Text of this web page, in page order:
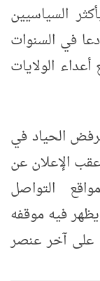
السياسيين
في السنوات
الولايات
الحياد في
الإعلان عن
التواصل
الاجتماعي مقطعًا له يعود لعام 2023 يظهر فيه موقفه
على آخر عنصر